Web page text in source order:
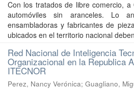
Con los tratados de libre comercio,
automóviles sin aranceles. Lo
ensambladoras y fabricantes de
ubicados en el territorio nacional
Red Nacional de Inteligencia
Organizacional en la Republica
ITECNOR
Perez, Nancy Verónica; Guagliano,